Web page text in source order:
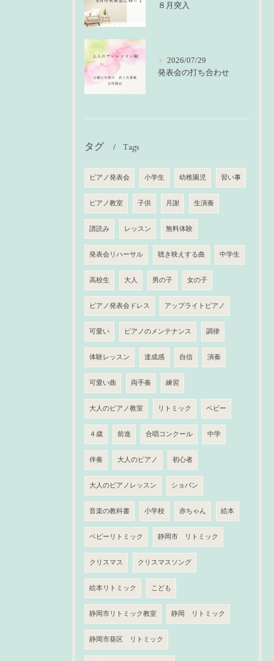
８月突入
2026/07/29
発表会の打ち合わせ
タグ Tags
ピアノ発表会 小学生 幼稚園児 習い事
ピアノ教室 子供 月謝 生演奏
譜読み レッスン 無料体験
発表会リハーサル 聴き映えする曲 中学生
高校生 大人 男の子 女の子
ピアノ発表会ドレス アップライトピアノ
可愛い ピアノのメンテナンス 調律
体験レッスン 達成感 自信 演奏
可愛い曲 両手奏 練習
大人のピアノ教室 リトミック ベビー
４歳 前進 合唱コンクール 中学
伴奏 大人のピアノ 初心者
大人のピアノレッスン ショパン
音楽の教科書 小学校 赤ちゃん 絵本
ベビーリトミック 静岡市 リトミック
クリスマス クリスマスソング
絵本リトミック こども
静岡市リトミック教室 静岡 リトミック
静岡市葵区 リトミック